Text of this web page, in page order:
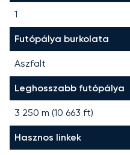
1
Futópálya burkolata
Aszfalt
Leghosszabb futópálya
3 250 m (10 663 ft)
Hasznos linkek